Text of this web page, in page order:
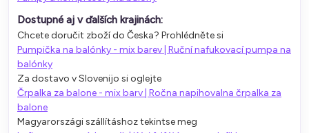
Dostupné aj v ďalších krajinách:
Chcete doručit zboží do Česka? Prohlédněte si
Pumpička na balónky - mix barev | Ruční nafukovací pumpa na
balónky
Za dostavo v Slovenijo si oglejte
Črpalka za balone - mix barv | Ročna napihovalna črpalka za
balone
Magyarországi szállításhoz tekintse meg